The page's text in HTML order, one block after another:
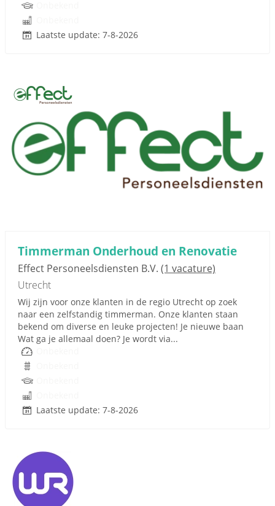
Laatste update: 7-8-2026
Timmerman Onderhoud en Renovatie
Effect Personeelsdiensten B.V. (1 vacature)
Utrecht
Wij zijn voor onze klanten in de regio Utrecht op zoek
naar een zelfstandig timmerman. Onze klanten staan
bekend om diverse en leuke projecten! Je nieuwe baan
Wat ga je allemaal doen? Je wordt via...
Laatste update: 7-8-2026